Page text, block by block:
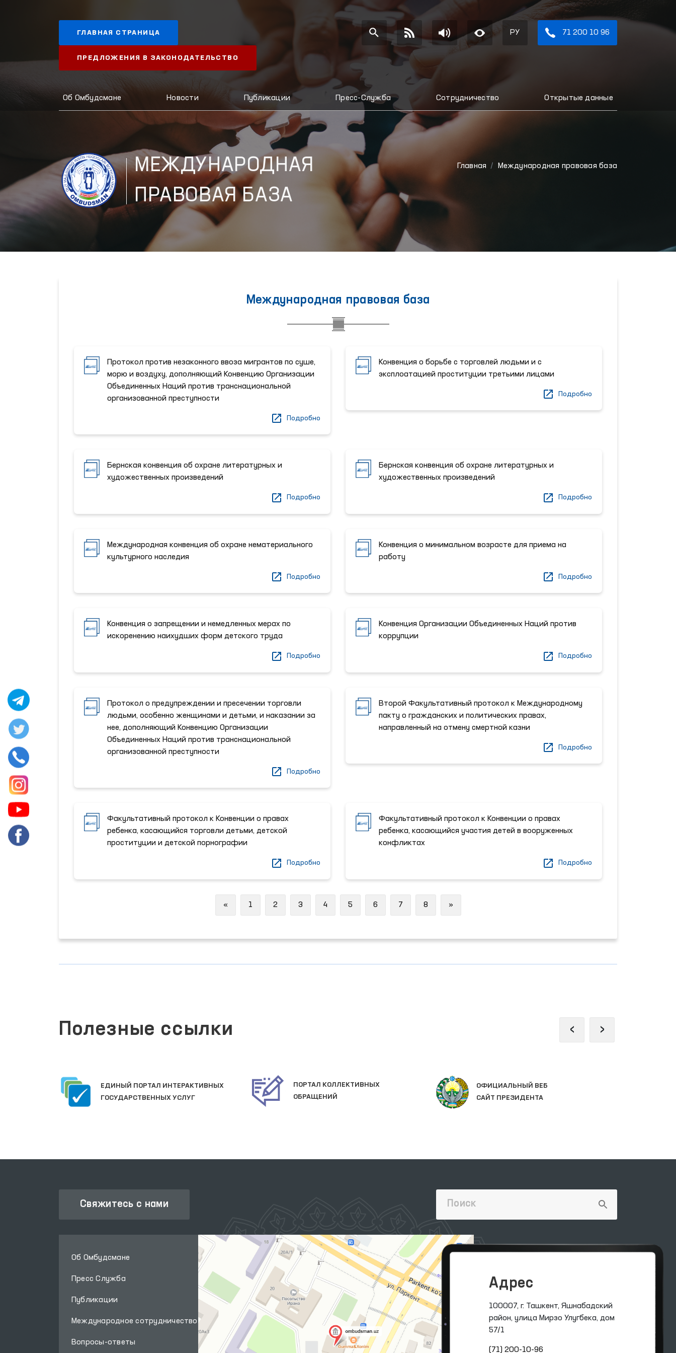
ГЛАВНАЯ СТРАНИЦА
ПРЕДЛОЖЕНИЯ В ЗАКОНОДАТЕЛЬСТВО
РУ 71 200 10 96
Об Омбудсмане Новости Публикации Пресс-Служба Сотрудничество Открытые данные
МЕЖДУНАРОДНАЯ
ПРАВОВАЯ БАЗА
Главная Международная правовая база
Международная правовая база
Протокол против незаконного ввоза мигрантов по суше,
морю и воздуху, дополняющий Конвенцию Организации
Объединенных Наций против транснациональной
организованной преступности
Подробно
Конвенция о борьбе с торговлей людьми и c
эксплоатацией проституции третьими лицами
Подробно
Бернская конвенция об охране литературных и
художественных произведений
Подробно
Бернская конвенция об охране литературных и
художественных произведений
Подробно
Международная конвенция об охране нематериального
культурного наследия
Подробно
Конвенция о минимальном возрасте для приема на
работу
Подробно
Конвенция о запрещении и немедленных мерах по
искоренению наихудших форм детского труда
Подробно
Конвенция Организации Объединенных Наций против
коррупции
Подробно
Протокол о предупреждении и пресечении торговли
людьми, особенно женщинами и детьми, и наказании за
нее, дополняющий Конвенцию Организации
Объединенных Наций против транснациональной
организованной преступности
Подробно
Второй Факультативный протокол к Международному
пакту о гражданских и политических правах,
направленный на отмену смертной казни
Подробно
Факультативный протокол к Конвенции о правах
ребенка, касающийся торговли детьми, детской
проституции и детской порнографии
Подробно
Факультативный протокол к Конвенции о правах
ребенка, касающийся участия детей в вооруженных
конфликтах
Подробно
«Previous
1 2 3 4 5 6 7 8 »Next
Полезные ссылки
ЕДИНЫЙ ПОРТАЛ ИНТЕРАКТИВНЫХ
ГОСУДАРСТВЕННЫХ УСЛУГ
ПОРТАЛ КОЛЛЕКТИВНЫХ
ОБРАЩЕНИЙ
ОФИЦИАЛЬНЫЙ ВЕБ
САЙТ ПРЕЗИДЕНТА
‹ ›
Свяжитесь с нами
Об Омбудсмане
Пресс Служба
Публикации
Международное сотрудничество
Вопросы-ответы
Адрес
100007, г. Ташкент, Яшнабадский
район, улица Мирзо Улугбека, дом
57/1
(71) 200-10-96